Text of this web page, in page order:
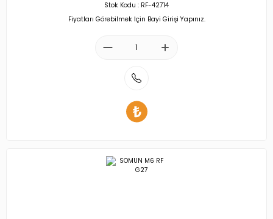
Stok Kodu : RF-42714
Fiyatları Görebilmek İçin Bayi Girişi Yapınız.